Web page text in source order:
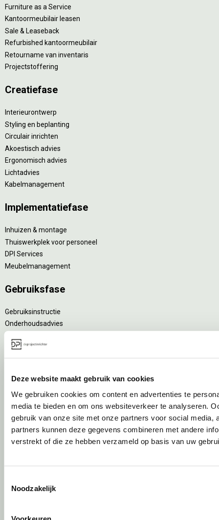
Deze website maakt gebruik van cookies
We gebruiken cookies om content en advertenties te
media te bieden en om ons websiteverkeer te analyseren.
gebruik van onze site met onze partners voor social media,
partners kunnen deze gegevens combineren met andere
verstrekt of die ze hebben verzameld op basis van uw
Noodzakelijk
Furniture as a Service
Kantoormeubilair leasen
Sale & Leaseback
Refurbished kantoormeubilair
Retourname van inventaris
Projectstoffering
Creatiefase
Interieurontwerp
Styling en beplanting
Circulair inrichten
Akoestisch advies
Ergonomisch advies
Lichtadvies
Kabelmanagement
Implementatiefase
Inhuizen & montage
Thuiswerkplek voor personeel
DPI Services
Meubelmanagement
Gebruiksfase
Gebruiksinstructie
Onderhoudsadvies
Specialistische reiniging
Refurbishment
Circulair inrichten
Wat is circulair inrichten?
Sociaal en circulair ondernemen
Duurzaamheid in onze showrooms
Onze revitalisatiepartners
Duurzame projectinrichting